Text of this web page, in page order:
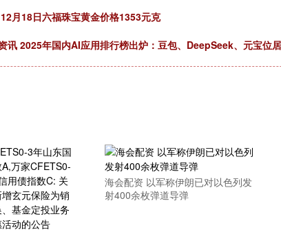
月18日六福珠宝黄金价格1353元克
讯 2025年国内AI应用排行榜出炉：豆包、DeepSeek、元宝位
海会配资 以军称伊朗已对以色列发
射400余枚弹道导弹